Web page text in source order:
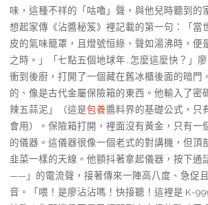
味，這種不祥的「咕嚕」聲，與他兒時聽到的
想起家傳《沾醬秘笈》裡記載的第一句：「當
皮的氣味籠罩，且燈號恒綠、聲如湯沸時，便
之時。」「七點五個地球年…怎麼這麼快？」
衝到後廚，打開了一個藏在舊冰櫃後面的暗門
的、像是古代金屬保險箱的東西。他輸入了密
辣五蒜泥」（這是包養醬料界的基礎公式，只
會用）。保險箱打開，裡面沒有黃金，只有一
的儀器。這儀器很像一個老式的對講機，但頂
韭菜一樣的天線。他顫抖著拿起儀器，按下通
——」的電流聲，接著傳來一陣高八度、急促
音。「喂！是廖沾沾嗎！快接聽！這裡是 K-